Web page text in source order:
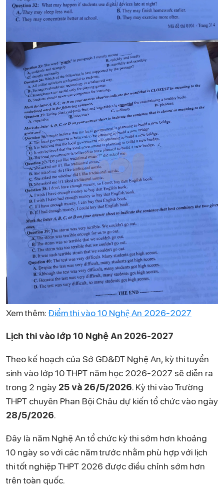
Xem thêm:Điểm thi vào 10 Nghệ An 2026-2027
Lịch thi vào lớp 10 Nghệ An 2026-2027
Theo kế hoạch của Sở GD&ĐT Nghệ An, kỳ thi tuyển
sinh vào lớp 10 THPT năm học 2026-2027 sẽ diễn ra
trong 2 ngày 25 và 26/5/2026. Kỳ thi vào Trường
THPT chuyên Phan Bội Châu dự kiến tổ chức vào ngày
28/5/2026.
Đây là năm Nghệ An tổ chức kỳ thi sớm hơn khoảng
10 ngày so với các năm trước nhằm phù hợp với lịch
thi tốt nghiệp THPT 2026 được điều chỉnh sớm hơn
trên toàn quốc.